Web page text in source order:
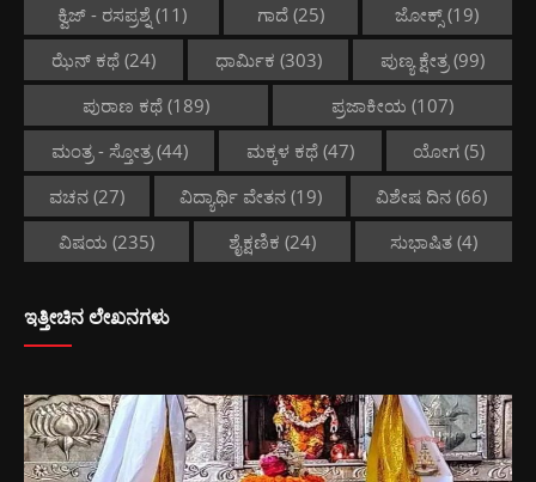
ಕ್ವಿಜ್ - ರಸಪ್ರಶ್ನೆ (11) ಗಾದೆ(25) ಜೋಕ್ಸ್ (19)
ಝೆನ್ ಕಥೆ(24) ಧಾರ್ಮಿಕ (303) ಪುಣ್ಯ ಕ್ಷೇತ್ರ(99)
ಪುರಾಣ ಕಥೆ (189) ಪ್ರಜಾಕೀಯ (107)
ಮಂತ್ರ - ಸ್ತೋತ್ರ(44) ಮಕ್ಕಳ ಕಥೆ(47) ಯೋಗ (5)
ವಚನ(27) ವಿದ್ಯಾರ್ಥಿ ವೇತನ(19) ವಿಶೇಷ ದಿನ (66)
ವಿಷಯ (235) ಶೈಕ್ಷಣಿಕ (24) ಸುಭಾಷಿತ (4)
ಇತ್ತೀಚಿನ ಲೇಖನಗಳು